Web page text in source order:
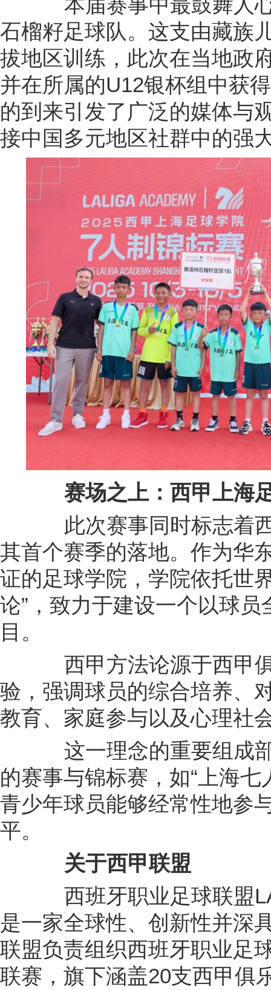
本届赛事中最鼓舞人心
石榴籽足球队。这支由藏族
拔地区训练，此次在当地政
并在所属的U12银杯组中获
的到来引发了广泛的媒体与
接中国多元地区社群中的强
赛场之上 ：西甲上海
此次赛事同时标志着西
其首个赛季的落地。作为华
证的足球学院，学院依托世
论”，致力于建设一个以球
目。
西甲方法论源于西甲俱
验，强调球员的综合培养、
教育、家庭参与以及心理社
这一理念的重要组成部
的赛事与锦标赛，如“上海
青少年球员能够经常性地参
平。
关于西甲联盟
西班牙职业足球联盟
是一家全球性、创新性并深
联盟负责组织西班牙职业
联赛，旗下涵盖20支西甲俱